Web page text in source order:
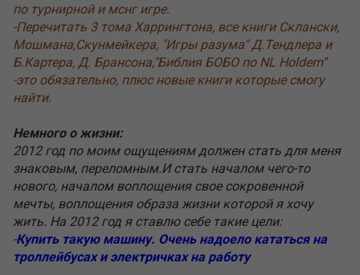
по турнирной и мснг игре.
-Перечитать 3 тома Харрингтона, все книги Склански,
Мошмана,Скунмейкера, "Игры разума" Д.Тендлера и
Б.Картера, Д. Брансона,"Библия БОБО по NL Holdem"
-это обязательно, плюс новые книги которые смогу
найти.
Немного о жизни:
2012 год по моим ощущениям должен стать для меня
знаковым, переломным.И стать началом чего-то
нового, началом воплощения свое сокровенной
мечты, воплощения образа жизни которой я хочу
жить. На 2012 год я ставлю себе такие цели:
-Купить такую машину. Очень надоело кататься на
троллейбусах и электричках на работу